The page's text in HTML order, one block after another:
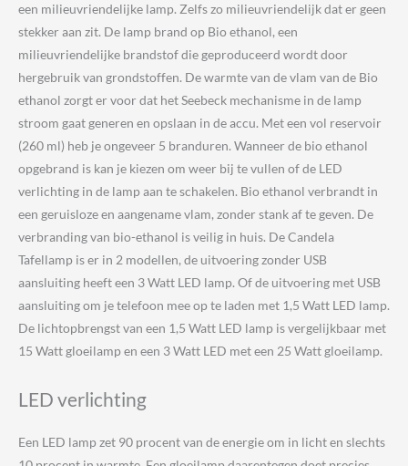
een milieuvriendelijke lamp. Zelfs zo milieuvriendelijk dat er geen
stekker aan zit. De lamp brand op Bio ethanol, een
milieuvriendelijke brandstof die geproduceerd wordt door
hergebruik van grondstoffen. De warmte van de vlam van de Bio
ethanol zorgt er voor dat het Seebeck mechanisme in de lamp
stroom gaat generen en opslaan in de accu. Met een vol reservoir
(260 ml) heb je ongeveer 5 branduren. Wanneer de bio ethanol
opgebrand is kan je kiezen om weer bij te vullen of de LED
verlichting in de lamp aan te schakelen. Bio ethanol verbrandt in
een geruisloze en aangename vlam, zonder stank af te geven. De
verbranding van bio-ethanol is veilig in huis. De Candela
Tafellamp is er in 2 modellen, de uitvoering zonder USB
aansluiting heeft een 3 Watt LED lamp. Of de uitvoering met USB
aansluiting om je telefoon mee op te laden met 1,5 Watt LED lamp.
De lichtopbrengst van een 1,5 Watt LED lamp is vergelijkbaar met
15 Watt gloeilamp en een 3 Watt LED met een 25 Watt gloeilamp.
LED verlichting
Een LED lamp zet 90 procent van de energie om in licht en slechts